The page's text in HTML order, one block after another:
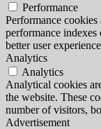
Performance
Performance cookies
performance
better user
Analytics
Analytics
Analytical cookies
the website. These
number of visitors,
Advertisement